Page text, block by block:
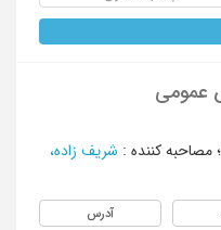
عمومی
؛ مصاحبه کننده : شریف زاده،
آدرس